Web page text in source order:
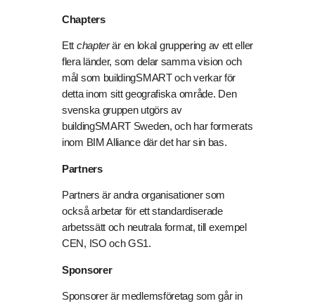
Chapters
Ett chapterär en lokal gruppering av ett eller
flera länder, som delar samma vision och
mål som buildingSMART och verkar för
detta inom sitt geografiska område. Den
svenska gruppen utgörs av
buildingSMART Sweden, och har formerats
inom BIM Alliance där det har sin bas.
Partners
Partners är andra organisationer som
också arbetar för ett standardiserade
arbetssätt och neutrala format, till exempel
CEN, ISO och GS1.
Sponsorer
Sponsorer är medlemsföretag som går in